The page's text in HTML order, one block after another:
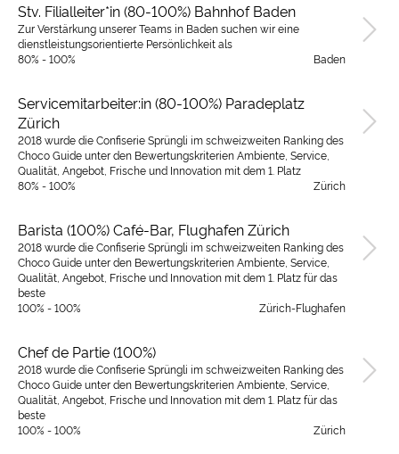
Stv. Filialleiter*in (80-100%) Bahnhof Baden
Zur Verstärkung unserer Teams in Baden suchen wir eine
dienstleistungsorientierte Persönlichkeit als
80% - 100%
Baden
Servicemitarbeiter:in (80-100%) Paradeplatz
Zürich
2018 wurde die Confiserie Sprüngli im schweizweiten Ranking des
Choco Guide unter den Bewertungskriterien Ambiente, Service,
Qualität, Angebot, Frische und Innovation mit dem 1. Platz
80% - 100%
Zürich
Barista (100%) Café-Bar, Flughafen Zürich
2018 wurde die Confiserie Sprüngli im schweizweiten Ranking des
Choco Guide unter den Bewertungskriterien Ambiente, Service,
Qualität, Angebot, Frische und Innovation mit dem 1. Platz für das
beste
100% - 100%
Zürich-Flughafen
Chef de Partie (100%)
2018 wurde die Confiserie Sprüngli im schweizweiten Ranking des
Choco Guide unter den Bewertungskriterien Ambiente, Service,
Qualität, Angebot, Frische und Innovation mit dem 1. Platz für das
beste
100% - 100%
Zürich